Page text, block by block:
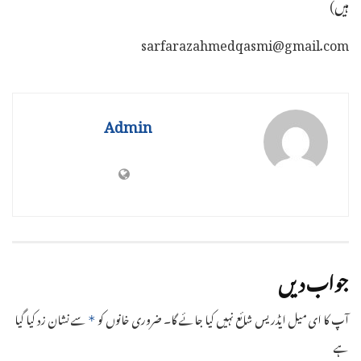
sarfarazahmedqasmi@gmail.com
Admin
جواب دیں
آپ کا ای میل ایڈریس شائع نہیں کیا جائے گا۔ضروری خانوں کو * سے نشان زد کیا گیا
ہے